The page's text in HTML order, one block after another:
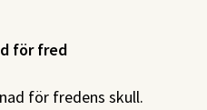
för fred
för fredens skull.